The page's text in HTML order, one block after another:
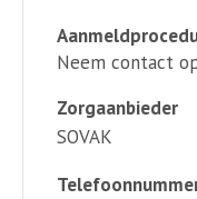
Neem contact
Zorgaanbieder
SOVAK